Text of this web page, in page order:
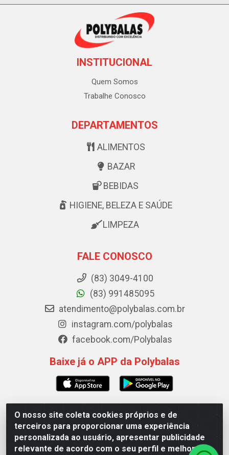
O nosso site coleta cookies próprios e de
terceiros para proporcionar uma experiência
personalizada ao usuário, apresentar publicidade
relevante de acordo com o seu perfil e melhorar a
INSTITUCIONAL
Quem Somos
Trabalhe Conosco
DEPARTAMENTOS
ALIMENTOS
BAZAR
BEBIDAS
HIGIENE, BELEZA E SAÚDE
LIMPEZA
FALE CONOSCO
(83) 3049-4100
(83) 991485095
atendimento@polybalas.com.br
instagram.com/polybalas
facebook.com/Polybalas
Baixe já o APP da Polybalas
Polybalas - Rua João Miguel de Souza, 173 Galpão B -
Ernesto Geisel, João Pessoa/PB - CEP 58.075-075 - CNPJ
00.909.327/0002-61